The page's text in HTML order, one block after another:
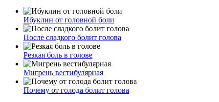
Ибуклин от головной боли
После сладкого болит голова
Резкая боль в голове
Мигрень вестибулярная
Почему от голода болит голова